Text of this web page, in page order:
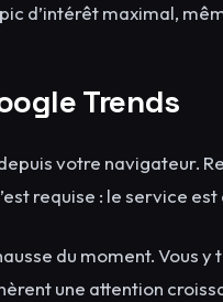
d’intérêt maximal,
Trends
votre navigateur.
requise : le service
du moment. Vous
une attention